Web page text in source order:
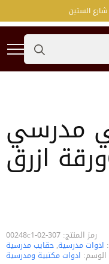
الستين
Search
for:
مدرسي
رمز المنتج: 307-02-00248c1
ادوات مدرسية, حقايب مدرسية
الوسم: ادوات مكتبية ومدرسية